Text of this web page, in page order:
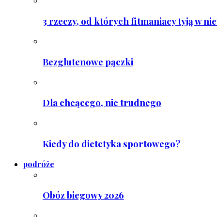
3 rzeczy, od których fitmaniacy tyją w
Bezglutenowe pączki
Dla chcącego, nic trudnego
Kiedy do dietetyka sportowego?
podróże
Obóz biegowy 2026